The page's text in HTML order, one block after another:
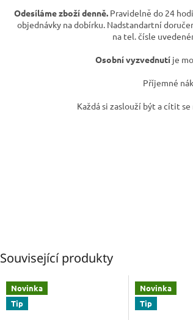
Odesíláme zboží denně. Pravidelně do 24
objednávky na dobírku. Nadstandartní
na tel. čísle
Osobní vyzvednutíje
Příjemné
Každá si zaslouží být a cítit
Související produkty
Novinka
Tip
Novinka
Tip